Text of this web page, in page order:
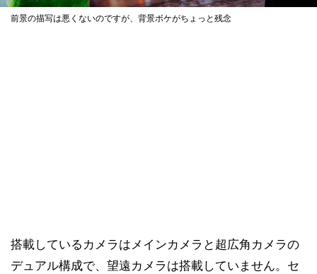
前景の描写は悪くないのですが、背景ボケがちょっと残念
搭載しているカメラはメインカメラと超広角カメラの
デュアル構成で、望遠カメラは搭載していません。セ